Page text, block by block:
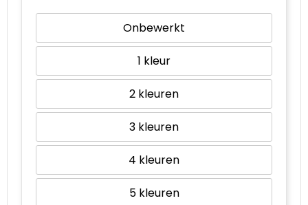
Onbewerkt
1
2
3
4
5